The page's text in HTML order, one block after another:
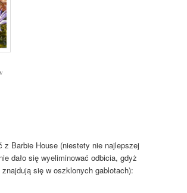
z Barbie House (niestety nie najlepszej
dało się wyeliminować odbicia, gdyż
się w oszklonych gablotach):